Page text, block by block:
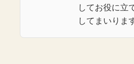
してお役に立
してまいりま